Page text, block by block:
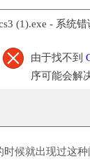
(1).exe - 系统错
由于找不到
序可能会解
候就出现过这